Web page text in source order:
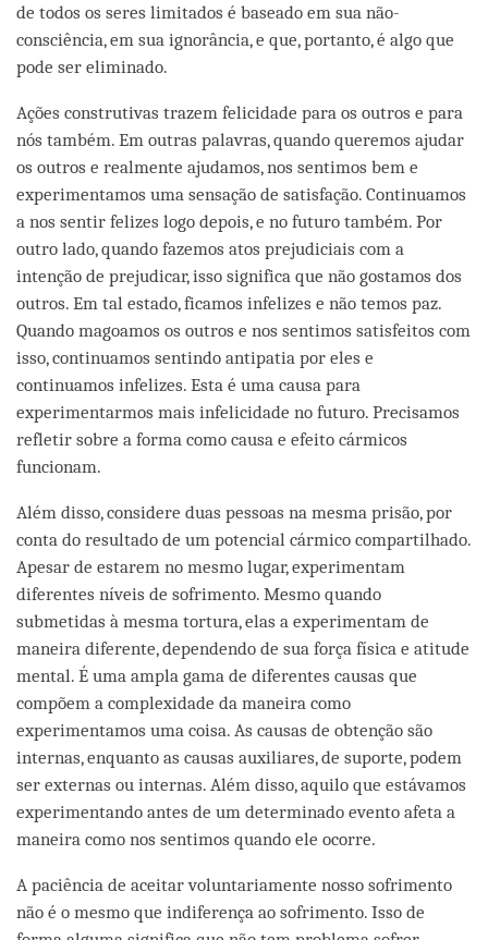
de todos os seres limitados é baseado em sua não-
consciência, em sua ignorância, e que, portanto, é algo que
pode ser eliminado.
Ações construtivas trazem felicidade para os outros e para
nós também. Em outras palavras, quando queremos ajudar
os outros e realmente ajudamos, nos sentimos bem e
experimentamos uma sensação de satisfação. Continuamos
a nos sentir felizes logo depois, e no futuro também. Por
outro lado, quando fazemos atos prejudiciais com a
intenção de prejudicar, isso significa que não gostamos dos
outros. Em tal estado, ficamos infelizes e não temos paz.
Quando magoamos os outros e nos sentimos satisfeitos com
isso, continuamos sentindo antipatia por eles e
continuamos infelizes. Esta é uma causa para
experimentarmos mais infelicidade no futuro. Precisamos
refletir sobre a forma como causa e efeito cármicos
funcionam.
Além disso, considere duas pessoas na mesma prisão, por
conta do resultado de um potencial cármico compartilhado.
Apesar de estarem no mesmo lugar, experimentam
diferentes níveis de sofrimento. Mesmo quando
submetidas à mesma tortura, elas a experimentam de
maneira diferente, dependendo de sua força física e atitude
mental. É uma ampla gama de diferentes causas que
compõem a complexidade da maneira como
experimentamos uma coisa. As causas de obtenção são
internas, enquanto as causas auxiliares, de suporte, podem
ser externas ou internas. Além disso, aquilo que estávamos
experimentando antes de um determinado evento afeta a
maneira como nos sentimos quando ele ocorre.
A paciência de aceitar voluntariamente nosso sofrimento
não é o mesmo que indiferença ao sofrimento. Isso de